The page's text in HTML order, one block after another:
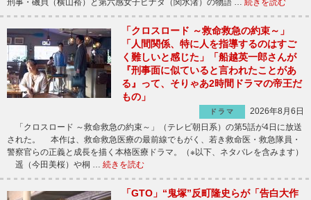
刑事・磯貝（横山裕）と第六感女子ヒナタ（関水渚）の物語 … 続きを読む
「クロスロード ～救命救急の約束～」
「人間関係、特に人を指導するのはすご
く難しいと感じた」「船越英一郎さんが
『刑事面に似ていると言われたことがあ
る』って、そりゃあ2時間ドラマの帝王だ
もの」
ドラマ
2026年8月6日
「クロスロード ～救命救急の約束～」（テレビ朝日系）の第5話が4日に放送
された。 本作は、救命救急医療の最前線でもがく、若き救命医・救急隊員・
警察官らの正義と成長を描く本格医療ドラマ。（※以下、ネタバレを含みます）
遥（今田美桜）や桐 … 続きを読む
「GTO」“鬼塚”反町隆史らが「告白大作